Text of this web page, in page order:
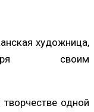
художница,
своим
одной